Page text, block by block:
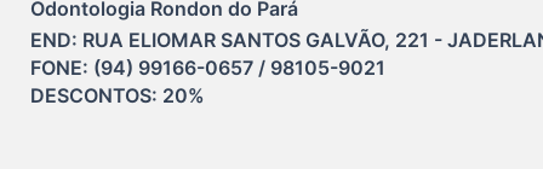
Odontologia Rondon do Pará
END: RUA ELIOMAR SANTOS GALVÃO, 221 -
FONE: (94) 99166-0657 / 98105-9021
DESCONTOS: 20%